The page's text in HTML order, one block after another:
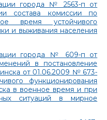
города № 2563-п от
состава комиссии по
время устойчивого
и выживания населения
города № 609-п от
в постановление
от 01.06.2009 № 673-
функционирования
в военное время и при
ситуаций в мирное